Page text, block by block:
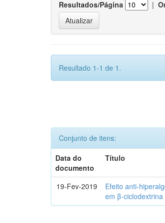
Resultados/Página |
Resultado 1-1 de 1.
Conjunto de itens:
Data do
documento
Título
19-Fev-2019
Efeito anti-
em β-